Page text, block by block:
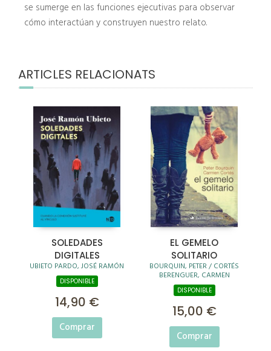
se sumerge en las funciones ejecutivas para observar
cómo interactúan y construyen nuestro relato.
ARTICLES RELACIONATS
SOLEDADES
DIGITALES
UBIETO PARDO, JOSÉ RAMÓN
DISPONIBLE
14,90 €
Comprar
EL GEMELO
SOLITARIO
BOURQUIN, PETER / CORTÉS
BERENGUER, CARMEN
DISPONIBLE
15,00 €
Comprar